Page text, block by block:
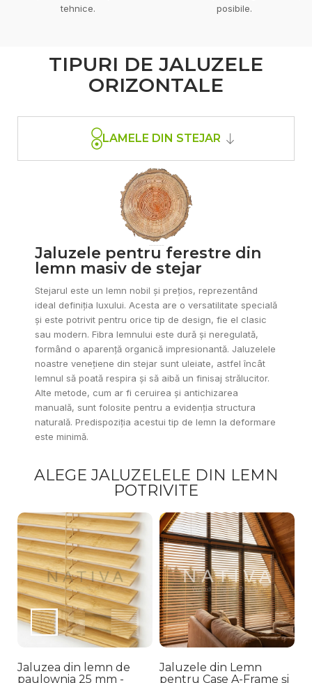
tehnice.
posibile.
TIPURI DE JALUZELE
ORIZONTALE
LAMELE DIN STEJAR
Jaluzele pentru ferestre din
lemn masiv de stejar
Stejarul este un lemn nobil și prețios, reprezentând
ideal definiția luxului. Acesta are o versatilitate specială
și este potrivit pentru orice tip de design, fie el clasic
sau modern. Fibra lemnului este dură și neregulată,
formând o aparență organică impresionantă. Jaluzelele
noastre venețiene din stejar sunt uleiate, astfel încât
lemnul să poată respira și să aibă un finisaj strălucitor.
Alte metode, cum ar fi ceruirea și antichizarea
manuală, sunt folosite pentru a evidenția structura
naturală. Predispoziția acestui tip de lemn la deformare
este minimă.
ALEGE JALUZELELE DIN LEMN
POTRIVITE
Jaluzea din lemn de
paulownia 25 mm -
Jaluzele din Lemn
pentru Case A-Frame și